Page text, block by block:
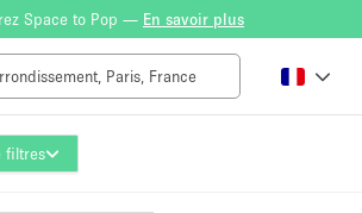
Space to Pop — En savoir plus
filtres